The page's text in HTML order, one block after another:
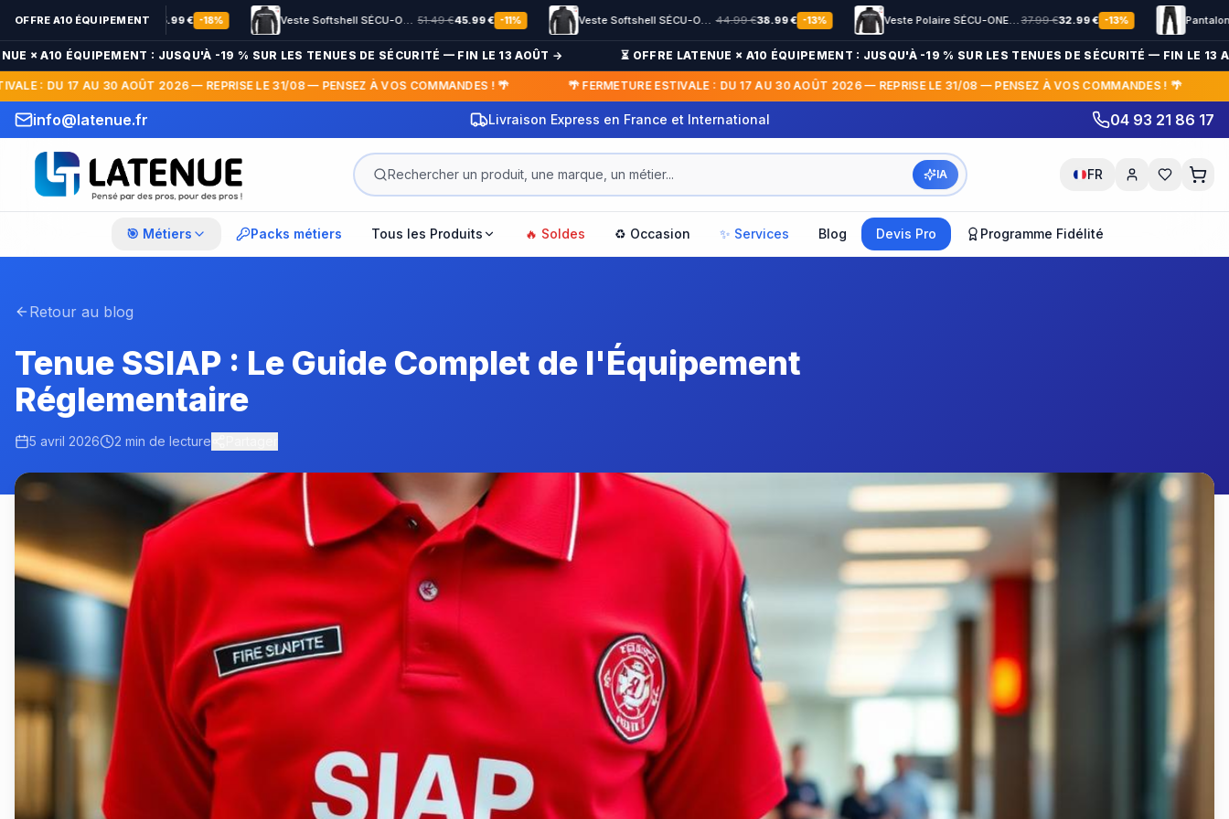
OFFRE A10 ÉQUIPEMENT
Parka Hardshell SÉCU-ONE WF 150 flap Sécurité Privée noir 79.99 €65.99€ -18% Veste Softshell SÉCU-ONE HV-TAPE Sécurité Privée noir 51.49€45.99€ 11% Veste Softshell SÉCU-ONE flap Sécurité Privée noir 44.99€38.99€ 13% Veste Polaire SÉCU-ONE HV-TAPE Sécurité Privée noir37.99€32.99€ 13% Pantalon SÉCU-ONE bas élastiqué Noir
A10 ÉQUIPEMENT : JUSQU'À -19 % SUR LES TENUES DE SÉCURITÉ — FIN LE 13 AOÛT → ⏳ OFFRE LATENUE × A10 ÉQUIPEMENT : JUSQU'À -19 % SUR LES TENUES DE SÉCURITÉ — FIN LE 13 AOÛT →
DU 17 AU 30 AOÛT 2026 — REPRISE LE 31/08 — PENSEZ À VOS COMMANDES ! 🌴 🌴 FERMETURE ESTIVALE : DU 17 AU 30 AOÛT 2026 — REPRISE LE 31/08 — PENSEZ À VOS COMMANDES ! 🌴
info@latenue.fr Paiement en 3x / 4x sans frais 04 93 21 86 17
IA FR
🎯 Métiers Packs métiers Tous les Produits 🔥 Soldes ♻️ Occasion ✨ Services Blog Devis Pro Programme Fidélité
Retour au blog
Tenue SSIAP : Le Guide Complet de l'Équipement
Réglementaire
5 avril 2026 2 min de lecture